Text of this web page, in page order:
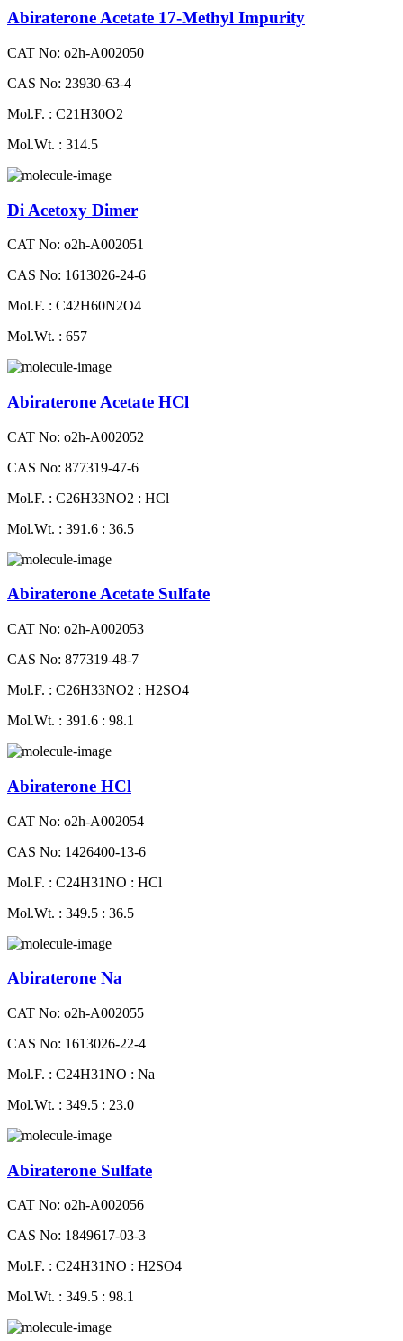
Abiraterone Acetate 17-Methyl Impurity
CAT No: o2h-A002050
CAS No: 23930-63-4
Mol.F. : C21H30O2
Mol.Wt. : 314.5
Di Acetoxy Dimer
CAT No: o2h-A002051
CAS No: 1613026-24-6
Mol.F. : C42H60N2O4
Mol.Wt. : 657
Abiraterone Acetate HCl
CAT No: o2h-A002052
CAS No: 877319-47-6
Mol.F. : C26H33NO2 : HCl
Mol.Wt. : 391.6 : 36.5
Abiraterone Acetate Sulfate
CAT No: o2h-A002053
CAS No: 877319-48-7
Mol.F. : C26H33NO2 : H2SO4
Mol.Wt. : 391.6 : 98.1
Abiraterone HCl
CAT No: o2h-A002054
CAS No: 1426400-13-6
Mol.F. : C24H31NO : HCl
Mol.Wt. : 349.5 : 36.5
Abiraterone Na
CAT No: o2h-A002055
CAS No: 1613026-22-4
Mol.F. : C24H31NO : Na
Mol.Wt. : 349.5 : 23.0
Abiraterone Sulfate
CAT No: o2h-A002056
CAS No: 1849617-03-3
Mol.F. : C24H31NO : H2SO4
Mol.Wt. : 349.5 : 98.1